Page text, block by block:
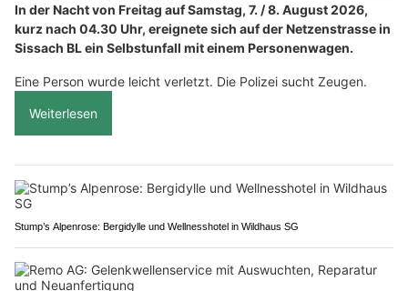
In der Nacht von Freitag auf Samstag, 7. / 8. August 2026,
kurz nach 04.30 Uhr, ereignete sich auf der Netzenstrasse in
Sissach BL ein Selbstunfall mit einem Personenwagen.
Eine Person wurde leicht verletzt. Die Polizei sucht Zeugen.
Weiterlesen
Stump’s Alpenrose: Bergidylle und Wellnesshotel in Wildhaus SG